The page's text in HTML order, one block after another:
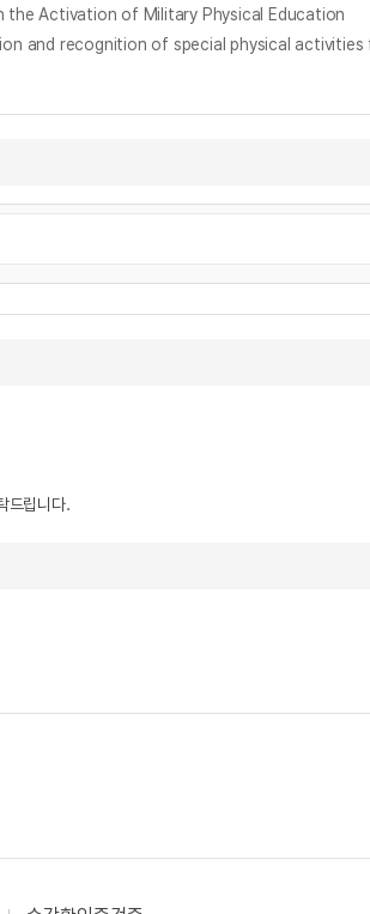
on the Activation of Military Physical Education
드립니다.